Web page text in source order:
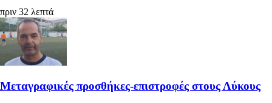
πριν 32 λεπτά
Μεταγραφικές προσθήκες-επιστροφές στους Λύκους